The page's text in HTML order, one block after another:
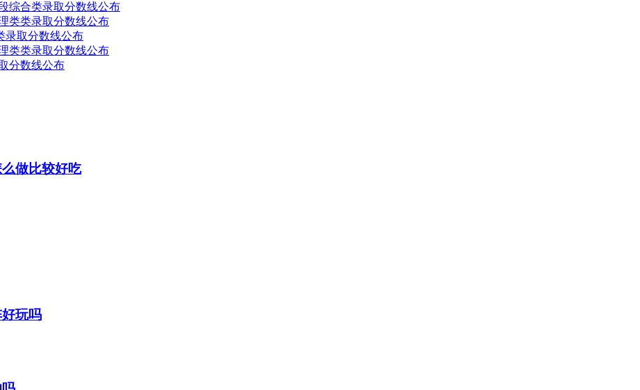
综合类录取分数线公布
类类录取分数线公布
录取分数线公布
类类录取分数线公布
分数线公布
做比较好吃
玩吗